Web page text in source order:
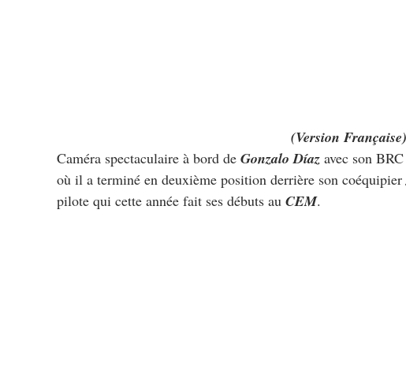
(Version Française)
Caméra spectaculaire à bord de Gonzalo Díaz avec son
où il a terminé en deuxième position derrière son coéquipier
pilote qui cette année fait ses débuts au CEM.